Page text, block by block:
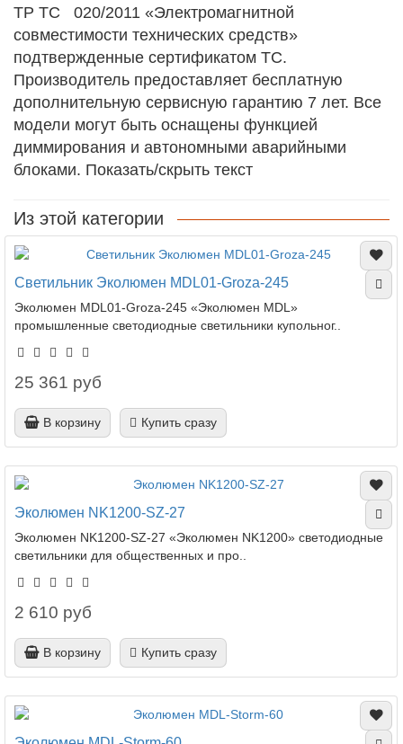
ТР ТС 020/2011 «Электромагнитной
совместимости технических средств»
подтвержденные сертификатом ТС.
Производитель предоставляет бесплатную
дополнительную сервисную гарантию 7 лет. Все
модели могут быть оснащены функцией
диммирования и автономными аварийными
блоками. Показать/скрыть текст
Из этой категории
Светильник Эколюмен MDL01-Groza-245
Эколюмен MDL01-Groza-245 «Эколюмен MDL»
промышленные светодиодные светильники купольног..
25 361 руб
В корзину Купить сразу
Эколюмен NK1200-SZ-27
Эколюмен NK1200-SZ-27 «Эколюмен NK1200» светодиодные
светильники для общественных и про..
2 610 руб
В корзину Купить сразу